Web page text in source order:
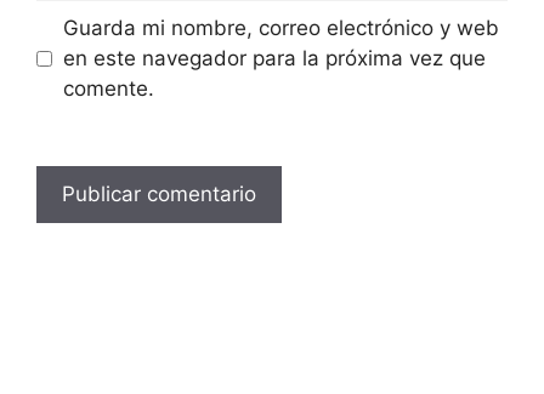
Guarda mi nombre, correo electrónico y web
en este navegador para la próxima vez que
comente.